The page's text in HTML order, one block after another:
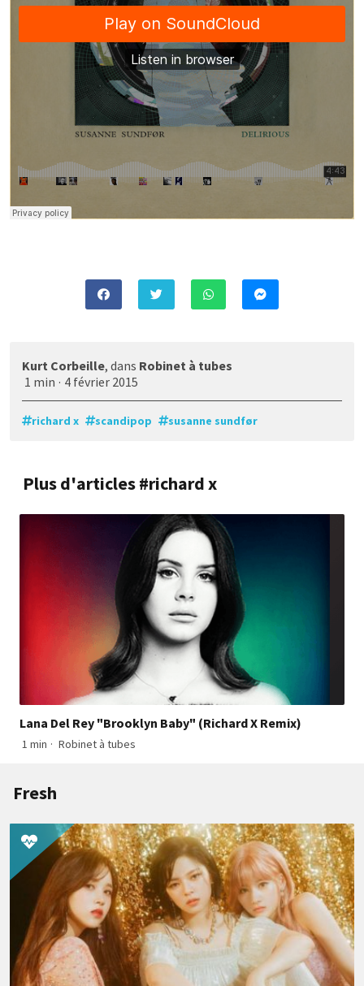
Kurt Corbeille, dans Robinet à tubes
1 min · 4 février 2015
richard x scandipop susanne sundfør
Plus d'articles #richard x
Lana Del Rey "Brooklyn Baby" (Richard X Remix)
1 min · Robinet à tubes
Fresh